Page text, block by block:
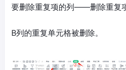
要删除重复项的列——删除重复
B列的重复单元格被删除。